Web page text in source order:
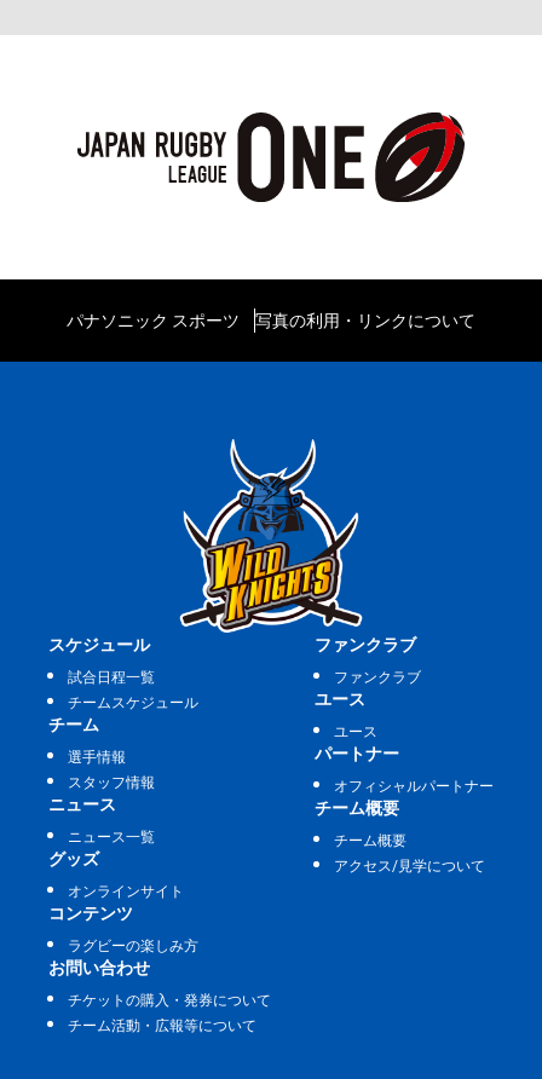
パナソニック スポーツ 写真の利用・リンクについて
スケジュール
試合日程一覧
チームスケジュール
チーム
選手情報
スタッフ情報
ニュース
ニュース一覧
グッズ
オンラインサイト
ファンクラブ
ファンクラブ
ユース
ユース
パートナー
オフィシャルパートナー
チーム概要
チーム概要
アクセス/見学について
コンテンツ
ラグビーの楽しみ方
お問い合わせ
チケットの購入・発券について
チーム活動・広報等について